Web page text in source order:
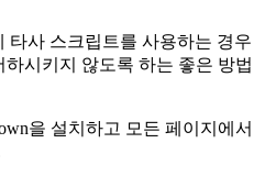
타사 스크립트를 사용하는 경우
하시키지 않도록 하는 좋은 방법
을 설치하고 모든 페이지에서